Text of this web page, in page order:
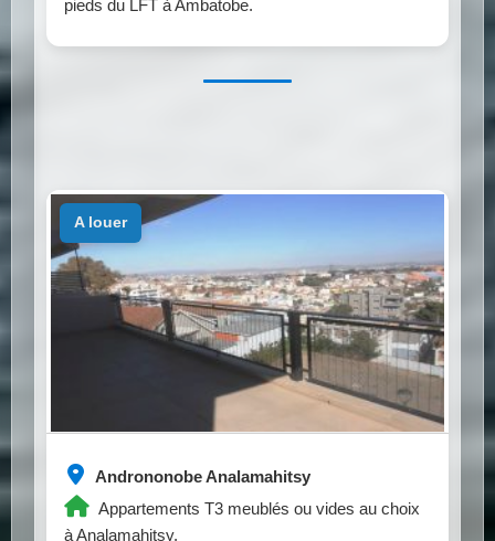
pieds du LFT à Ambatobe.
Andrononobe Analamahitsy
Appartements T3 meublés ou vides au choix
à Analamahitsy.
a louer